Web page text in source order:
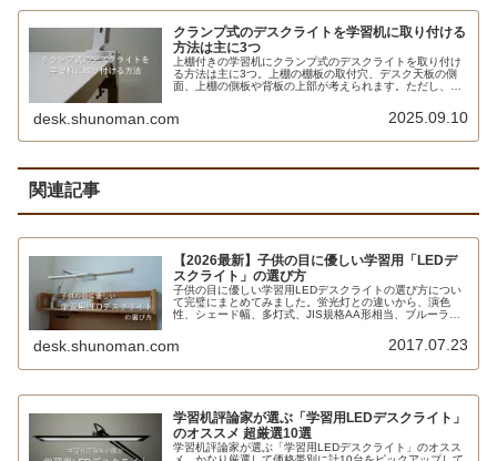
クランプ式のデスクライトを学習机に取り付ける
方法は主に3つ
上棚付きの学習机にクランプ式のデスクライトを取り付け
る方法は主に3つ。上棚の棚板の取付穴、デスク天板の側
面、上棚の側板や背板の上部が考えられます。ただし、そ
チェックしなければなりません。販売店の店頭で取り付け
の可否を確認するのがもっとも無難です。
desk.shunoman.com 2025.09.10
関連記事
【2026最新】子供の目に優しい学習用「LEDデ
スクライト」の選び方
子供の目に優しい学習用LEDデスクライトの選び方につい
て完璧にまとめてみました。蛍光灯との違いから、演色
性、シェード幅、多灯式、JIS規格AA形相当、ブルーライ
desk.shunoman.com 2017.07.23
学習机評論家が選ぶ「学習用LEDデスクライト」
のオススメ 超厳選10選
学習机評論家が選ぶ「学習用LEDデスクライト」のオスス